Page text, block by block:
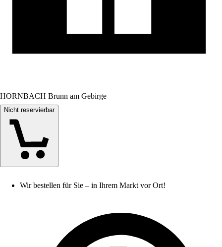
HORNBACH Brunn am Gebirge
Nicht reservierbar
Wir bestellen für Sie – in Ihrem Markt vor Ort!